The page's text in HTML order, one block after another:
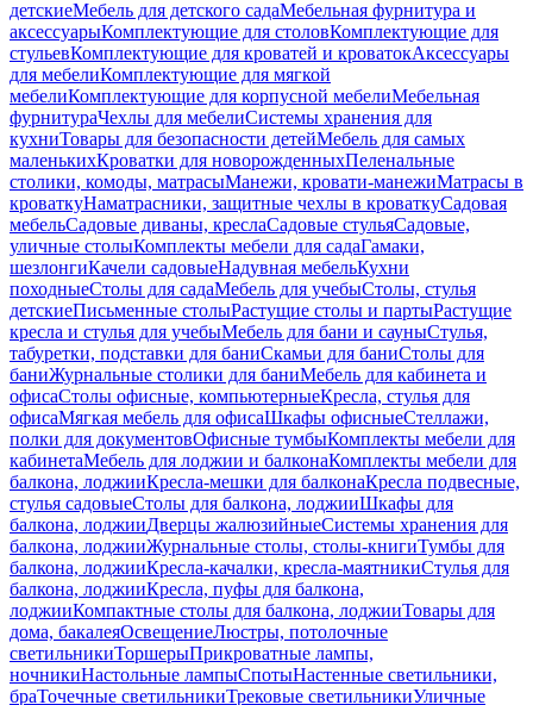
детскиеМебель для детского садаМебельная фурнитура и
аксессуарыКомплектующие для столовКомплектующие для
стульевКомплектующие для кроватей и кроватокАксессуары
для мебелиКомплектующие для мягкой
мебелиКомплектующие для корпусной мебелиМебельная
фурнитураЧехлы для мебелиСистемы хранения для
кухниТовары для безопасности детейМебель для самых
маленькихКроватки для новорожденныхПеленальные
столики, комоды, матрасыМанежи, кровати-манежиМатрасы в
кроваткуНаматрасники, защитные чехлы в кроваткуСадовая
мебельСадовые диваны, креслаСадовые стульяСадовые,
уличные столыКомплекты мебели для садаГамаки,
шезлонгиКачели садовыеНадувная мебельКухни
походныеСтолы для садаМебель для учебыСтолы, стулья
детскиеПисьменные столыРастущие столы и партыРастущие
кресла и стулья для учебыМебель для бани и сауныСтулья,
табуретки, подставки для баниСкамьи для баниСтолы для
баниЖурнальные столики для баниМебель для кабинета и
офисаСтолы офисные, компьютерныеКресла, стулья для
офисаМягкая мебель для офисаШкафы офисныеСтеллажи,
полки для документовОфисные тумбыКомплекты мебели для
кабинетаМебель для лоджии и балконаКомплекты мебели для
балкона, лоджииКресла-мешки для балконаКресла подвесные,
стулья садовыеСтолы для балкона, лоджииШкафы для
балкона, лоджииДверцы жалюзийныеСистемы хранения для
балкона, лоджииЖурнальные столы, столы-книгиТумбы для
балкона, лоджииКресла-качалки, кресла-маятникиСтулья для
балкона, лоджииКресла, пуфы для балкона,
лоджииКомпактные столы для балкона, лоджииТовары для
дома, бакалеяОсвещениеЛюстры, потолочные
светильникиТоршерыПрикроватные лампы,
ночникиНастольные лампыСпотыНастенные светильники,
браТочечные светильникиТрековые светильникиУличные